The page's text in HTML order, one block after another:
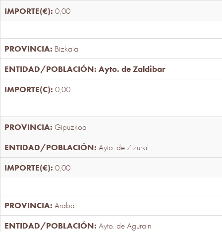
0,00
Bizkaia
Ayto. de Zaldibar
0,00
Gipuzkoa
Ayto. de Zizurkil
0,00
Araba
Ayto. de Agurain